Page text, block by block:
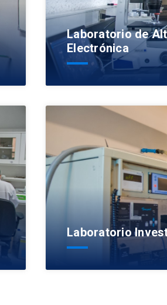
Laboratorio de
Electrónica
Laboratorio